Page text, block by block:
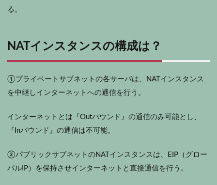
る。
NATインスタンスの構成は？
①プライベートサブネットの各サーバは、NATインスタンス
を中継しインターネットへの通信を行う。
インターネットとは『Outバウンド』の通信のみ可能とし、
『Inバウンド』の通信は不可能。
②パブリックサブネットのNATインスタンスは、EIP（グロー
バルIP）を保持させインターネットと直接通信を行う。